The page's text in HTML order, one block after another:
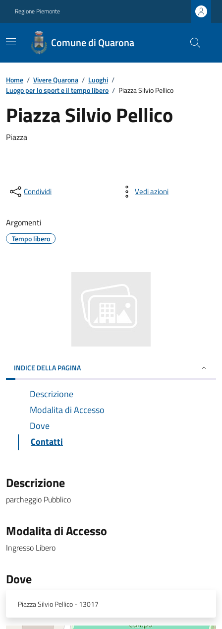
Regione Piemonte
Comune di Quarona
Home / Vivere Quarona / Luoghi /
Luogo per lo sport e il tempo libero / Piazza Silvio Pellico
Piazza Silvio Pellico
Piazza
Condividi Vedi azioni
Argomenti
Tempo libero
INDICE DELLA PAGINA
Descrizione
Modalita di Accesso
Dove
Contatti
Descrizione
parcheggio Pubblico
Modalita di Accesso
Ingresso Libero
Dove
Piazza Silvio Pellico - 13017